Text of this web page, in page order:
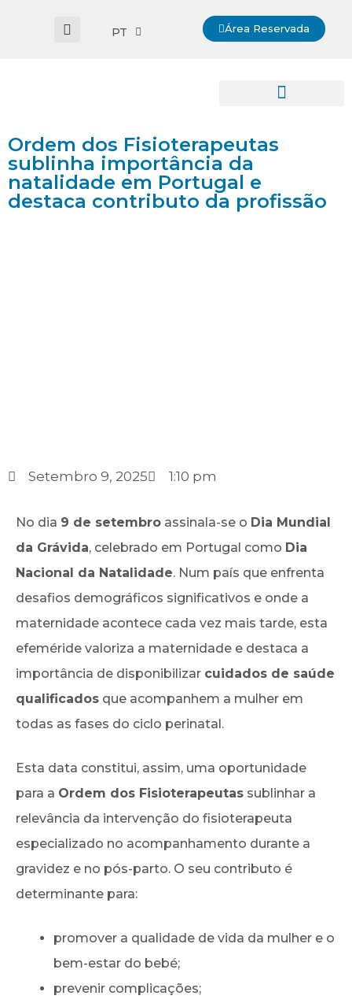
PT Área Reservada
Ordem dos Fisioterapeutas
sublinha importância da
natalidade em Portugal e
destaca contributo da profissão
Setembro 9, 2025 1:10 pm
No dia 9 de setembro assinala-se o Dia Mundial
da Grávida, celebrado em Portugal como Dia
Nacional da Natalidade. Num país que enfrenta
desafios demográficos significativos e onde a
maternidade acontece cada vez mais tarde, esta
efeméride valoriza a maternidade e destaca a
importância de disponibilizar cuidados de saúde
qualificados que acompanhem a mulher em
todas as fases do ciclo perinatal.
Esta data constitui, assim, uma oportunidade
para a Ordem dos Fisioterapeutas sublinhar a
relevância da intervenção do fisioterapeuta
especializado no acompanhamento durante a
gravidez e no pós-parto. O seu contributo é
determinante para:
promover a qualidade de vida da mulher e o
bem-estar do bebé;
prevenir complicações;